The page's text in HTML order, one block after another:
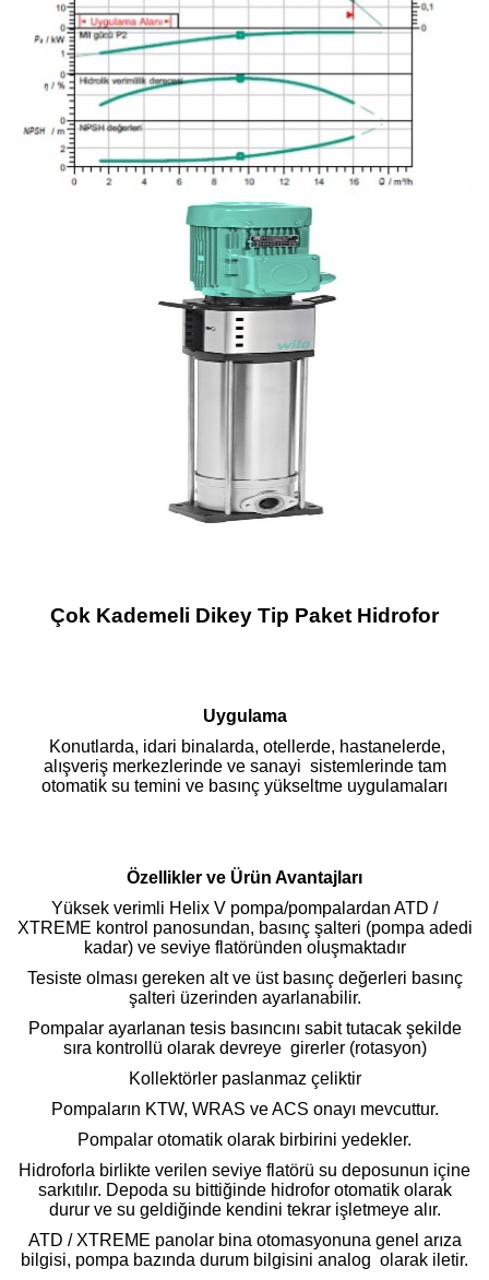
Çok Kademeli Dikey Tip Paket Hidrofor
Uygulama
Konutlarda, idari binalarda, otellerde, hastanelerde,
alışveriş merkezlerinde ve sanayi sistemlerinde tam
otomatik su temini ve basınç yükseltme uygulamaları
Özellikler ve Ürün Avantajları
Yüksek verimli Helix V pompa/pompalardan ATD /
XTREME kontrol panosundan, basınç şalteri (pompa adedi
kadar) ve seviye flatöründen oluşmaktadır
Tesiste olması gereken alt ve üst basınç değerleri basınç
şalteri üzerinden ayarlanabilir.
Pompalar ayarlanan tesis basıncını sabit tutacak şekilde
sıra kontrollü olarak devreye girerler (rotasyon)
Kollektörler paslanmaz çeliktir
Pompaların KTW, WRAS ve ACS onayı mevcuttur.
Pompalar otomatik olarak birbirini yedekler.
Hidroforla birlikte verilen seviye flatörü su deposunun içine
sarkıtılır. Depoda su bittiğinde hidrofor otomatik olarak
durur ve su geldiğinde kendini tekrar işletmeye alır.
ATD / XTREME panolar bina otomasyonuna genel arıza
bilgisi, pompa bazında durum bilgisini analog olarak iletir.